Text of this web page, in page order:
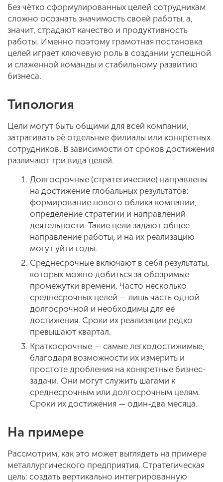
Без чётко сформулированных целей сотрудникам
сложно осознать значимость своей работы, а,
значит, страдают качество и продуктивность
работы. Именно поэтому грамотная постановка
целей играет ключевую роль в создании успешной
и слаженной команды и стабильному развитию
бизнеса.
Типология
Цели могут быть общими для всей компании,
затрагивать её отдельные филиалы или конкретных
сотрудников. В зависимости от сроков достижения
различают три вида целей.
Долгосрочные (стратегические) направлены
на достижение глобальных результатов:
формирование нового облика компании,
определение стратегии и направлений
деятельности. Такие цели задают общее
направление работы, и на их реализацию
могут уйти годы.
Среднесрочные включают в себя результаты,
которых можно добиться за обозримые
промежутки времени. Часто несколько
среднесрочных целей — лишь часть одной
долгосрочной и необходимы для её
достижения. Сроки их реализации редко
превышают квартал.
Краткосрочные — самые легкодостижимые,
благодаря возможности их измерить и
простоте дробления на конкретные бизнес-
задачи. Они могут служить шагами к
среднесрочным или долгосрочным целям.
Сроки их достижения — один-два месяца.
На примере
Рассмотрим, как это может выглядеть на примере
металлургического предприятия. Стратегическая
цель: создать вертикально интегрированную